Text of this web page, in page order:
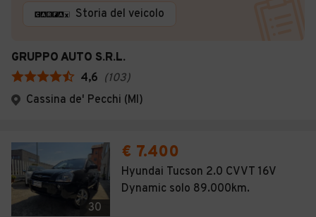
Storia del veicolo
GRUPPO AUTO S.R.L.
4,6 (103)
Cassina de' Pecchi (MI)
30
€ 7.400
Hyundai Tucson 2.0 CVVT 16V
Dynamic solo 89.000km.